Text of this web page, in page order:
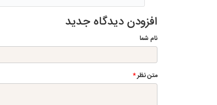
افزودن دیدگاه جدید
نام شما
متن نظر*